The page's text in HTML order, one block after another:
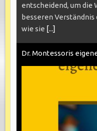
entscheidend, um die
besseren
wie sie [...]
Dr. Montessoris